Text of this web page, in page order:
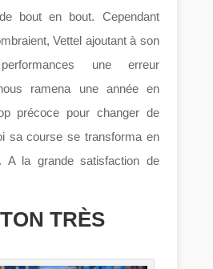
bout en bout. Cependant
Vettel ajoutant à son
une erreur
ramena une année en
précoce pour changer de
sa course se transforma en
A la grande satisfaction de
TRÈS